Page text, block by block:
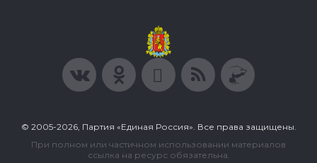
© 2005-2026, Партия «Единая Россия». Все права защищены.
При полном или частичном использовании материалов
ссылка на ресурс обязательна.